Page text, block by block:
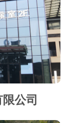
公司